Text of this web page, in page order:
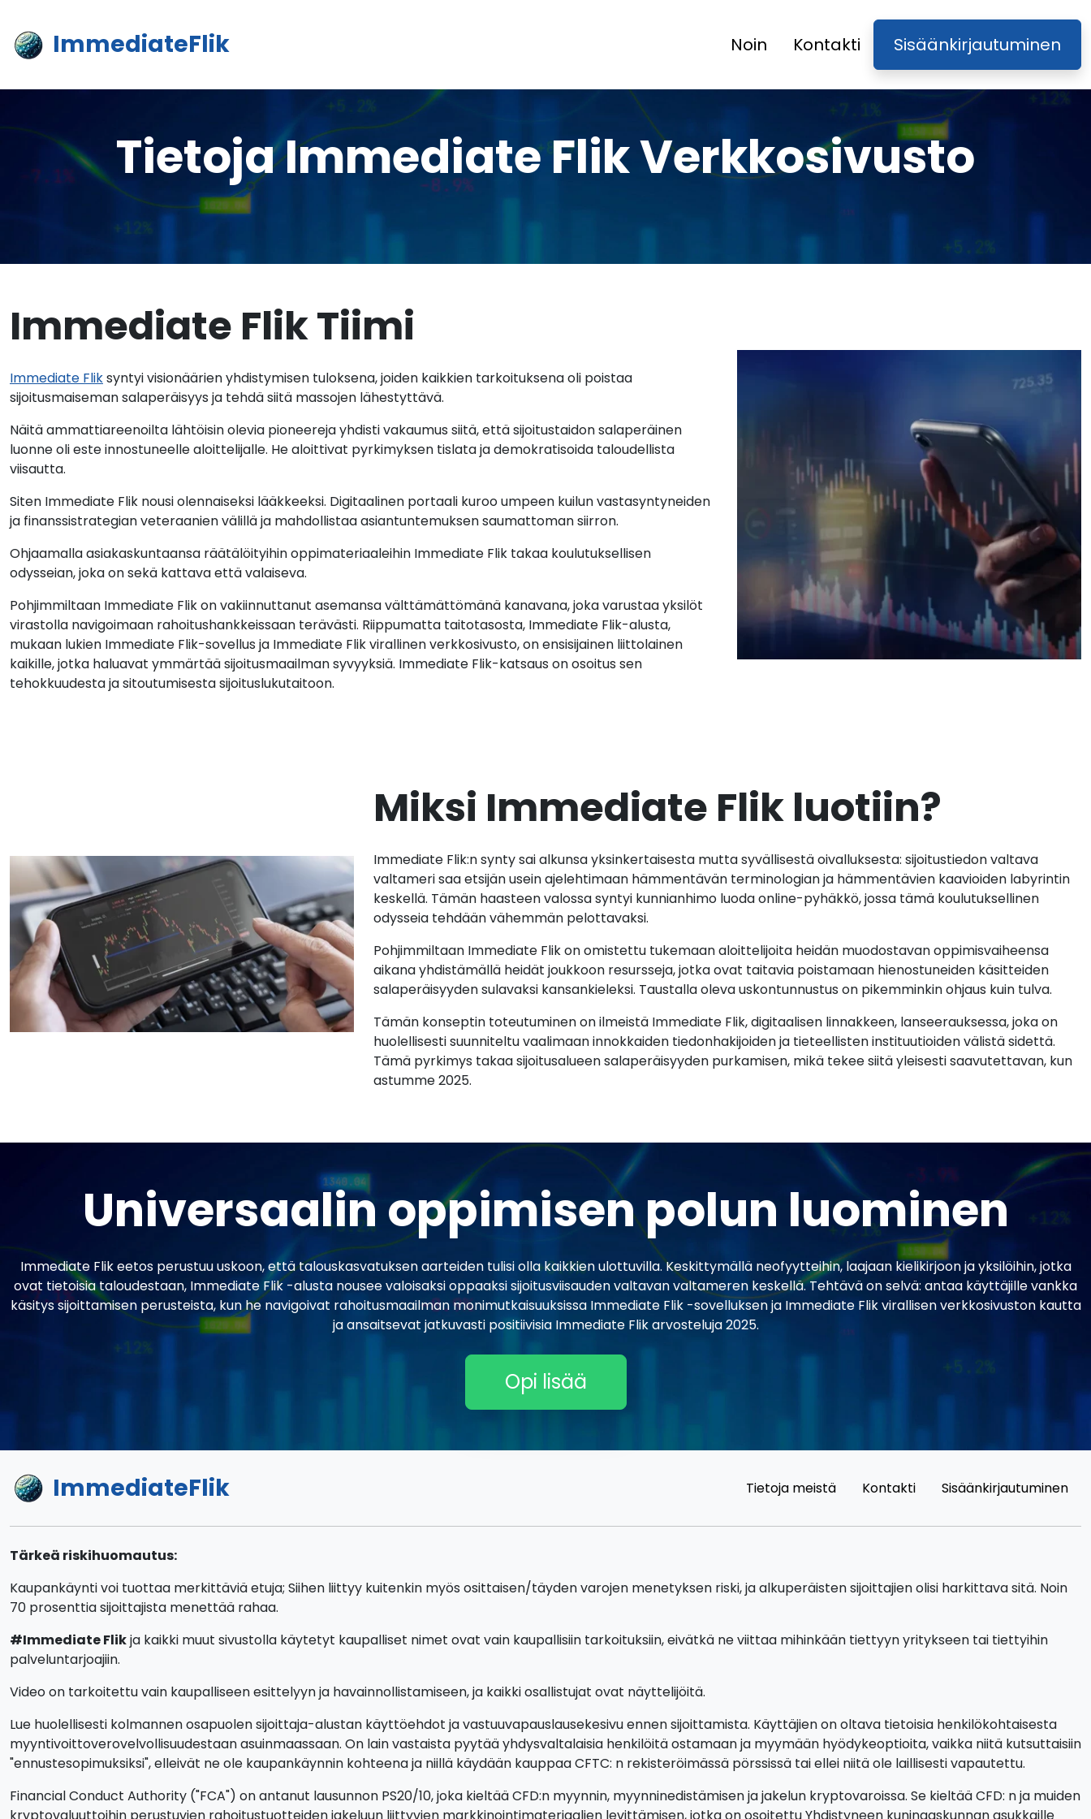
ImmediateFlik Noin Kontakti Sisäänkirjautuminen
Tietoja Immediate Flik Verkkosivusto
Immediate Flik Tiimi
Immediate Fliksyntyi visionäärien yhdistymisen tuloksena, joiden kaikkien tarkoituksena oli poistaa
sijoitusmaiseman salaperäisyys ja tehdä siitä massojen lähestyttävä.
Näitä ammattiareenoilta lähtöisin olevia pioneereja yhdisti vakaumus siitä, että sijoitustaidon salaperäinen
luonne oli este innostuneelle aloittelijalle. He aloittivat pyrkimyksen tislata ja demokratisoida taloudellista
viisautta.
Siten Immediate Flik nousi olennaiseksi lääkkeeksi. Digitaalinen portaali kuroo umpeen kuilun vastasyntyneiden
ja finanssistrategian veteraanien välillä ja mahdollistaa asiantuntemuksen saumattoman siirron.
Ohjaamalla asiakaskuntaansa räätälöityihin oppimateriaaleihin Immediate Flik takaa koulutuksellisen
odysseian, joka on sekä kattava että valaiseva.
Pohjimmiltaan Immediate Flik on vakiinnuttanut asemansa välttämättömänä kanavana, joka varustaa yksilöt
virastolla navigoimaan rahoitushankkeissaan terävästi. Riippumatta taitotasosta, Immediate Flik-alusta,
mukaan lukien Immediate Flik-sovellus ja Immediate Flik virallinen verkkosivusto, on ensisijainen liittolainen
kaikille, jotka haluavat ymmärtää sijoitusmaailman syvyyksiä. Immediate Flik-katsaus on osoitus sen
tehokkuudesta ja sitoutumisesta sijoituslukutaitoon.
Miksi Immediate Flik luotiin?
Immediate Flik:n synty sai alkunsa yksinkertaisesta mutta syvällisestä oivalluksesta: sijoitustiedon valtava
valtameri saa etsijän usein ajelehtimaan hämmentävän terminologian ja hämmentävien kaavioiden labyrintin
keskellä. Tämän haasteen valossa syntyi kunnianhimo luoda online-pyhäkkö, jossa tämä koulutuksellinen
odysseia tehdään vähemmän pelottavaksi.
Pohjimmiltaan Immediate Flik on omistettu tukemaan aloittelijoita heidän muodostavan oppimisvaiheensa
aikana yhdistämällä heidät joukkoon resursseja, jotka ovat taitavia poistamaan hienostuneiden käsitteiden
salaperäisyyden sulavaksi kansankieleksi. Taustalla oleva uskontunnustus on pikemminkin ohjaus kuin tulva.
Tämän konseptin toteutuminen on ilmeistä Immediate Flik, digitaalisen linnakkeen, lanseerauksessa, joka on
huolellisesti suunniteltu vaalimaan innokkaiden tiedonhakijoiden ja tieteellisten instituutioiden välistä sidettä.
Tämä pyrkimys takaa sijoitusalueen salaperäisyyden purkamisen, mikä tekee siitä yleisesti saavutettavan, kun
astumme 2025.
Universaalin oppimisen polun luominen
Immediate Flik eetos perustuu uskoon, että talouskasvatuksen aarteiden tulisi olla kaikkien ulottuvilla. Keskittymällä neofyytteihin, laajaan kielikirjoon ja yksilöihin, jotka
ovat tietoisia taloudestaan, Immediate Flik -alusta nousee valoisaksi oppaaksi sijoitusviisauden valtavan valtameren keskellä. Tehtävä on selvä: antaa käyttäjille vankka
käsitys sijoittamisen perusteista, kun he navigoivat rahoitusmaailman monimutkaisuuksissa Immediate Flik -sovelluksen ja Immediate Flik virallisen verkkosivuston kautta
ja ansaitsevat jatkuvasti positiivisia Immediate Flik arvosteluja 2025.
Opi lisää
ImmediateFlik Tietoja meistä Kontakti Sisäänkirjautuminen
Tärkeä riskihuomautus:
Kaupankäynti voi tuottaa merkittäviä etuja; Siihen liittyy kuitenkin myös osittaisen/täyden varojen menetyksen riski, ja alkuperäisten sijoittajien olisi harkittava sitä. Noin
70 prosenttia sijoittajista menettää rahaa.
#Immediate Flikja kaikki muut sivustolla käytetyt kaupalliset nimet ovat vain kaupallisiin tarkoituksiin, eivätkä ne viittaa mihinkään tiettyyn yritykseen tai tiettyihin
palveluntarjoajiin.
Video on tarkoitettu vain kaupalliseen esittelyyn ja havainnollistamiseen, ja kaikki osallistujat ovat näyttelijöitä.
Lue huolellisesti kolmannen osapuolen sijoittaja-alustan käyttöehdot ja vastuuvapauslausekesivu ennen sijoittamista. Käyttäjien on oltava tietoisia henkilökohtaisesta
myyntivoittoverovelvollisuudestaan asuinmaassaan. On lain vastaista pyytää yhdysvaltalaisia henkilöitä ostamaan ja myymään hyödykeoptioita, vaikka niitä kutsuttaisiin
"ennustesopimuksiksi", elleivät ne ole kaupankäynnin kohteena ja niillä käydään kauppaa CFTC: n rekisteröimässä pörssissä tai ellei niitä ole laillisesti vapautettu.
Financial Conduct Authority ("FCA") on antanut lausunnon PS20/10, joka kieltää CFD:n myynnin, myynninedistämisen ja jakelun kryptovaroissa. Se kieltää CFD: n ja muiden